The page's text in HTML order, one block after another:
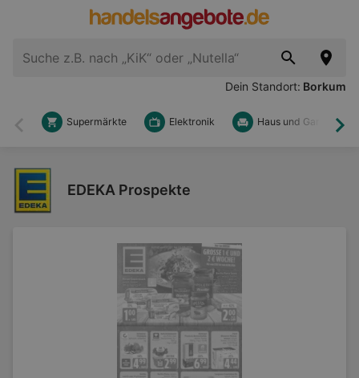
Dein Standort: Borkum
Zurück
Supermärkte Elektronik Haus und Garten
EDEKA Prospekte